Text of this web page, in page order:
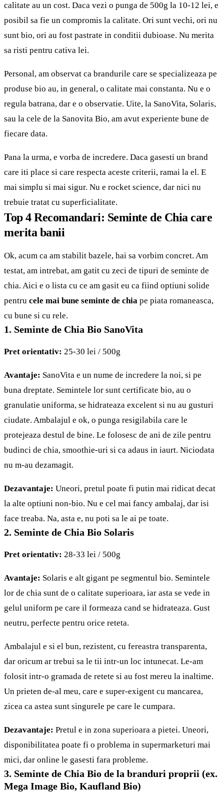
calitate au un cost. Daca vezi o punga de 500g la 10-12 lei, e
posibil sa fie un compromis la calitate. Ori sunt vechi, ori nu
sunt bio, ori au fost pastrate in conditii dubioase. Nu merita
sa risti pentru cativa lei.
Personal, am observat ca brandurile care se specializeaza pe
produse bio au, in general, o calitate mai constanta. Nu e o
regula batrana, dar e o observatie. Uite, la SanoVita, Solaris,
sau la cele de la Sanovita Bio, am avut experiente bune de
fiecare data.
Pana la urma, e vorba de incredere. Daca gasesti un brand
care iti place si care respecta aceste criterii, ramai la el. E
mai simplu si mai sigur. Nu e rocket science, dar nici nu
trebuie tratat cu superficialitate.
Top 4 Recomandari: Seminte de Chia care
merita banii
Ok, acum ca am stabilit bazele, hai sa vorbim concret. Am
testat, am intrebat, am gatit cu zeci de tipuri de seminte de
chia. Aici e o lista cu ce am gasit eu ca fiind optiuni solide
pentru cele mai bune seminte de chia pe piata romaneasca,
cu bune si cu rele.
1. Seminte de Chia Bio SanoVita
Pret orientativ: 25-30 lei / 500g
Avantaje: SanoVita e un nume de incredere la noi, si pe
buna dreptate. Semintele lor sunt certificate bio, au o
granulatie uniforma, se hidrateaza excelent si nu au gusturi
ciudate. Ambalajul e ok, o punga resigilabila care le
protejeaza destul de bine. Le folosesc de ani de zile pentru
budinci de chia, smoothie-uri si ca adaus in iaurt. Niciodata
nu m-au dezamagit.
Dezavantaje: Uneori, pretul poate fi putin mai ridicat decat
la alte optiuni non-bio. Nu e cel mai fancy ambalaj, dar isi
face treaba. Na, asta e, nu poti sa le ai pe toate.
2. Seminte de Chia Bio Solaris
Pret orientativ: 28-33 lei / 500g
Avantaje: Solaris e alt gigant pe segmentul bio. Semintele
lor de chia sunt de o calitate superioara, iar asta se vede in
gelul uniform pe care il formeaza cand se hidrateaza. Gust
neutru, perfecte pentru orice reteta.
Ambalajul e si el bun, rezistent, cu fereastra transparenta,
dar oricum ar trebui sa le tii intr-un loc intunecat. Le-am
folosit intr-o gramada de retete si au fost mereu la inaltime.
Un prieten de-al meu, care e super-exigent cu mancarea,
zicea ca astea sunt singurele pe care le cumpara.
Dezavantaje: Pretul e in zona superioara a pietei. Uneori,
disponibilitatea poate fi o problema in supermarketuri mai
mici, dar online le gasesti fara probleme.
3. Seminte de Chia Bio de la branduri proprii (ex.
Mega Image Bio, Kaufland Bio)